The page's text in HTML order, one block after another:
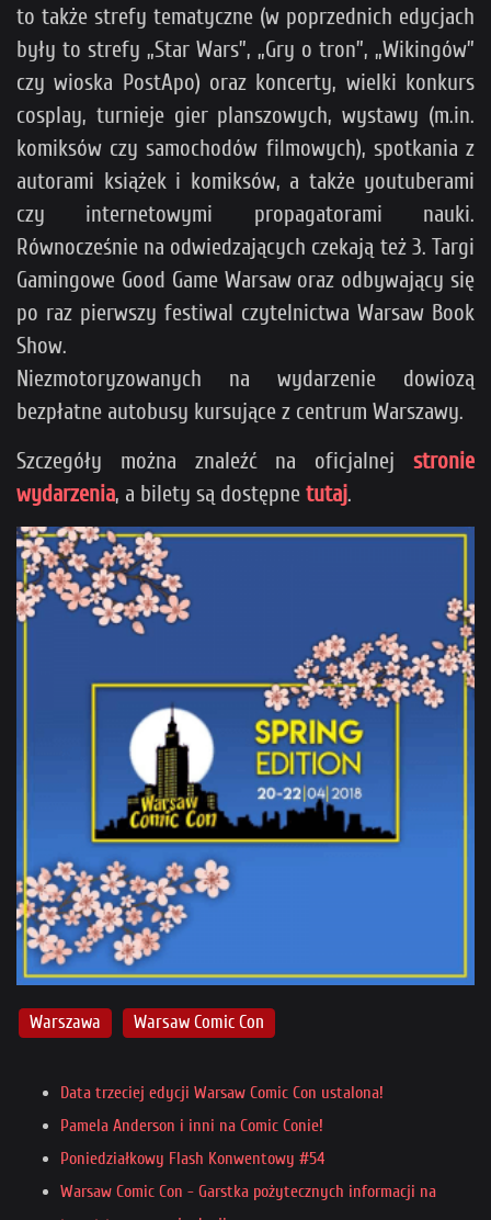
to także strefy tematyczne (w poprzednich edycjach
były to strefy „Star Wars”, „Gry o tron”, „Wikingów”
czy wioska PostApo) oraz koncerty, wielki konkurs
cosplay, turnieje gier planszowych, wystawy (m.in.
komiksów czy samochodów filmowych), spotkania z
autorami książek i komiksów, a także youtuberami
czy internetowymi propagatorami nauki.
Równocześnie na odwiedzających czekają też 3. Targi
Gamingowe Good Game Warsaw oraz odbywający się
po raz pierwszy festiwal czytelnictwa Warsaw Book
Show.
Niezmotoryzowanych na wydarzenie dowiozą
bezpłatne autobusy kursujące z centrum Warszawy.
Szczegóły można znaleźć na oficjalnej stronie
wydarzenia, a bilety są dostępne tutaj.
Warszawa Warsaw Comic Con
Data trzeciej edycji Warsaw Comic Con ustalona!
Pamela Anderson i inni na Comic Conie!
Poniedziałkowy Flash Konwentowy #54
Warsaw Comic Con - Garstka pożytecznych informacji na